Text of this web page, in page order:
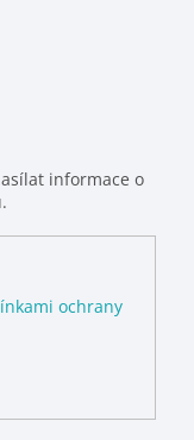
informace o
ochrany